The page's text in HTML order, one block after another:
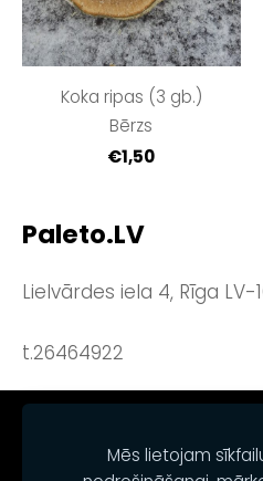
Paleto.LV
Lielvārdes iela 4, Rīga LV-
t.26464922
Koka ripas (3 gb.)
Bērzs
€1,50
Mēs lietojam